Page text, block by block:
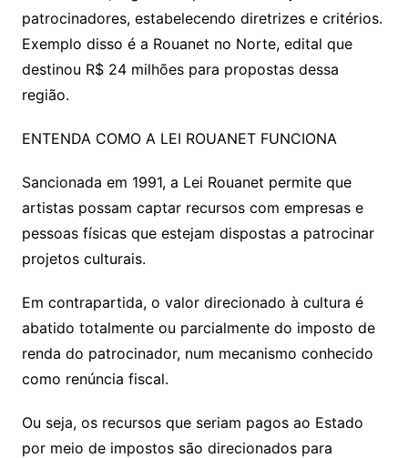
patrocinadores, estabelecendo diretrizes e critérios.
Exemplo disso é a Rouanet no Norte, edital que
destinou R$ 24 milhões para propostas dessa
região.
ENTENDA COMO A LEI ROUANET FUNCIONA
Sancionada em 1991, a Lei Rouanet permite que
artistas possam captar recursos com empresas e
pessoas físicas que estejam dispostas a patrocinar
projetos culturais.
Em contrapartida, o valor direcionado à cultura é
abatido totalmente ou parcialmente do imposto de
renda do patrocinador, num mecanismo conhecido
como renúncia fiscal.
Ou seja, os recursos que seriam pagos ao Estado
por meio de impostos são direcionados para